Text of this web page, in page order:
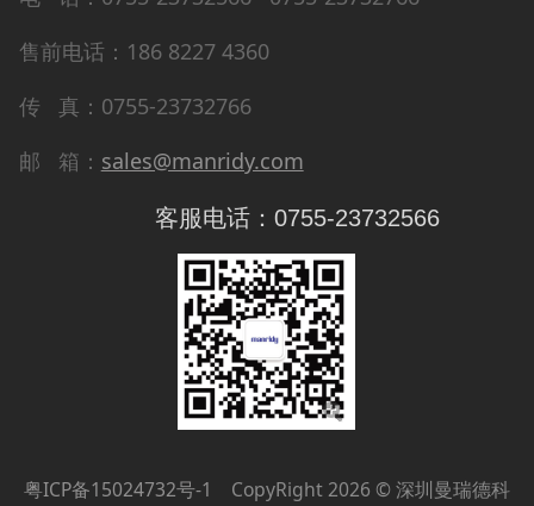
售前电话：186 8227 4360
传 真：0755-23732766
邮 箱： sales@manridy.com
客服电话：0755-23732566
粤ICP备15024732号-1 CopyRight 2026 © 深圳曼瑞德科